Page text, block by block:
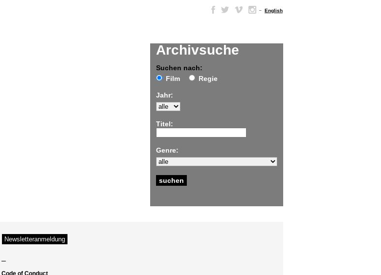
– English
Archivsuche
Suchen nach:
Film
Regie
Jahr:
Titel:
Genre:
–
Code of Conduct